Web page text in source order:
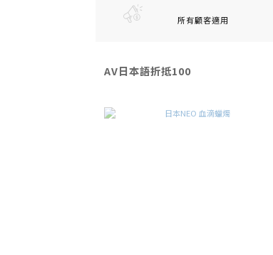
所有顧客適用
AV日本語折抵100